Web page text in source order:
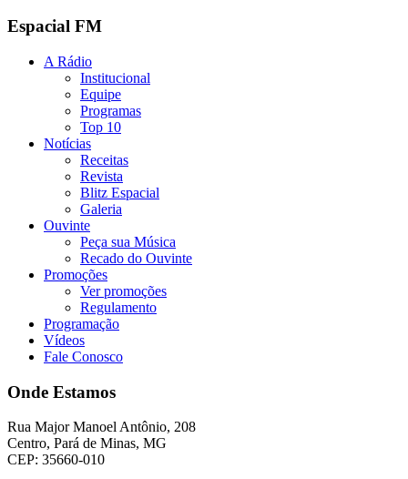
Espacial FM
A Rádio
Institucional
Equipe
Programas
Top 10
Notícias
Receitas
Revista
Blitz Espacial
Galeria
Ouvinte
Peça sua Música
Recado do Ouvinte
Promoções
Ver promoções
Regulamento
Programação
Vídeos
Fale Conosco
Onde Estamos
Rua Major Manoel Antônio, 208
Centro, Pará de Minas, MG
CEP: 35660-010